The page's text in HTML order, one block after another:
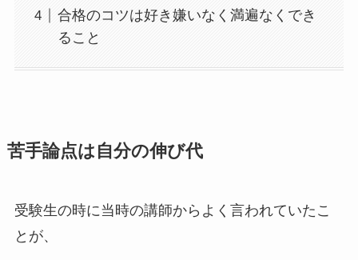
合格のコツは好き嫌いなく満遍なくでき
ること
苦手論点は自分の伸び代
受験生の時に当時の講師からよく言われていたこ
とが、